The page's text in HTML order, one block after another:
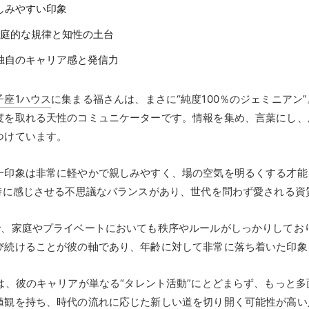
やすい印象
的な規律と知性の土台
のキャリア感と発信力
1ハウスに集まる福さんは、まさに“純度100％のジェミニアン
取れる天性のコミュニケーターです。情報を集め、言葉にし
ています。
印象は非常に軽やかで親しみやすく、場の空気を明るくする才
感じさせる不思議なバランスがあり、世代を問わず愛される
家庭やプライベートにおいても秩序やルールがしっかりして
けることが彼の軸であり、年齢に対して非常に落ち着いた印
、彼のキャリアが単なる“タレント活動”にとどまらず、もっと
を持ち、時代の流れに応じた新しい道を切り開く可能性が高